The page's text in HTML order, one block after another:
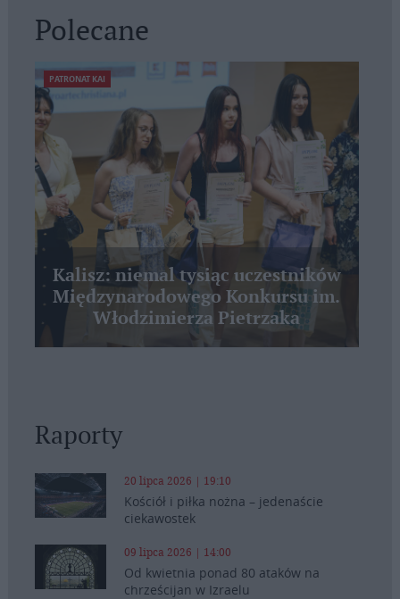
Polecane
PATRONAT KAI
Kalisz: niemal tysiąc uczestników
Międzynarodowego Konkursu im.
Włodzimierza Pietrzaka
Raporty
20 lipca 2026 | 19:10
Kościół i piłka nożna – jedenaście
ciekawostek
09 lipca 2026 | 14:00
Od kwietnia ponad 80 ataków na
chrześcijan w Izraelu